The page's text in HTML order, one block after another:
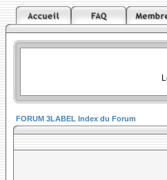
FORUM 3LABEL Index du Forum